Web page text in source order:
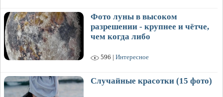
Фото луны в высоком
разрешении - крупнее и чётче,
чем когда либо
596 | Интересное
Случайные красотки (15 фото)